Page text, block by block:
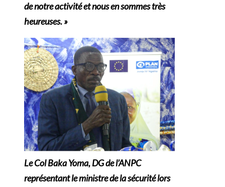
de notre activité et nous en sommes très
heureuses. »
Le Col Baka Yoma, DG de l’ANPC
représentant le ministre de la sécurité lors